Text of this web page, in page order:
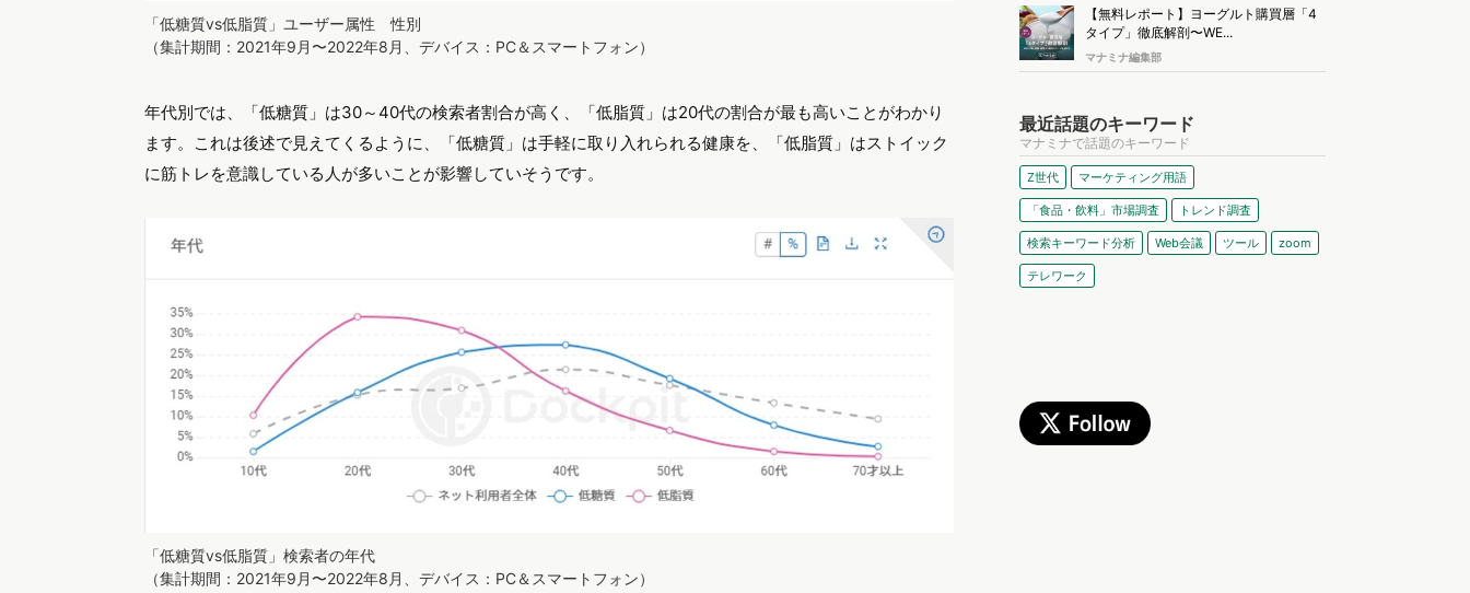
「低糖質vs低脂質」ユーザー属性 性別
（集計期間：2021年9月〜2022年8月、デバイス：PC＆スマートフォン）
年代別では、「低糖質」は30～40代の検索者割合が高く、「低脂質」は20代の割合が最も高いことがわかり
ます。これは後述で見えてくるように、「低糖質」は手軽に取り入れられる健康を、「低脂質」はストイック
に筋トレを意識している人が多いことが影響していそうです。
「低糖質vs低脂質」検索者の年代
（集計期間：2021年9月〜2022年8月、デバイス：PC＆スマートフォン）
【無料レポート】ヨーグルト購買層「4
タイプ」徹底解剖〜WE...
マナミナ編集部
最近話題のキーワード
マナミナで話題のキーワード
Z世代 マーケティング用語
「食品・飲料」市場調査 トレンド調査
検索キーワード分析 Web会議 ツール zoom
テレワーク